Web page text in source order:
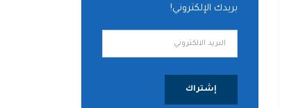
بريدك الإلكتروني!
إشتراك